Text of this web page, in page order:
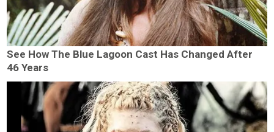
See How The Blue Lagoon Cast Has Changed After
46 Years